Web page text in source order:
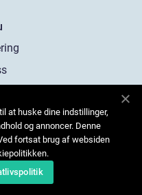
oss
at huske dine indstillinger,
og annoncer. Denne
fortsat brug af websiden